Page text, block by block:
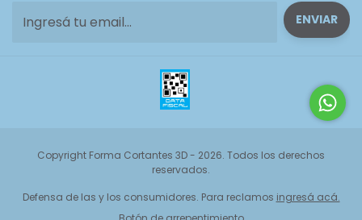
Copyright Forma Cortantes 3D - 2026. Todos los derechos
reservados.
Defensa de las y los consumidores. Para reclamos ingresá acá.